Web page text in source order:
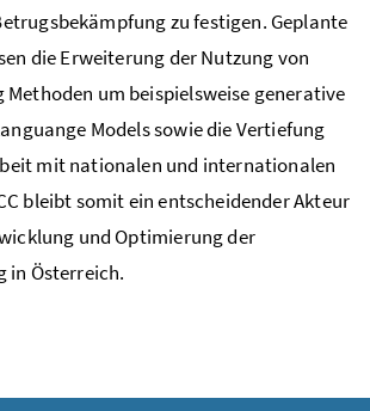
zu festigen. Geplante
die Erweiterung der Nutzung von
Methoden um beispielsweise generative
Models sowie die Vertiefung
mit nationalen und internationalen
bleibt somit ein entscheidender Akteur
und Optimierung der
in Österreich.